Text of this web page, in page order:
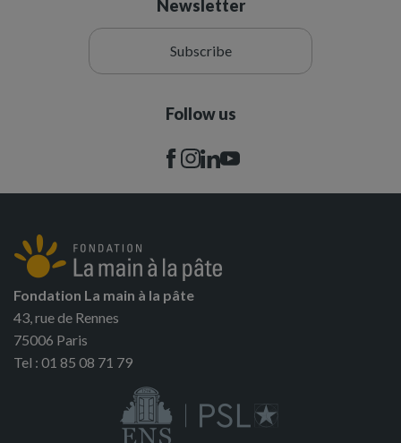
Newsletter
Subscribe
Follow us
Fondation La main à la pâte
43, rue de Rennes
75006 Paris
Tel : 01 85 08 71 79